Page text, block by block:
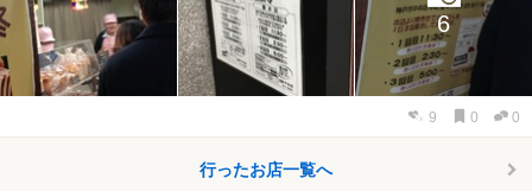
6
9 0 0
行ったお店一覧へ